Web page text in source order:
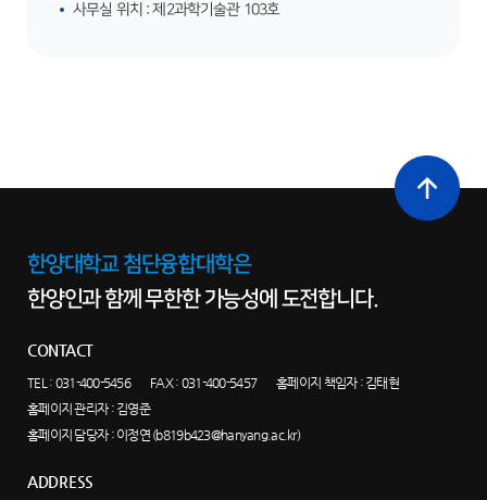
사무실 위치 :제2과학기술관 103호
한양대학교 첨단융합대학은
한양인과 함께 무한한 가능성에 도전합니다.
CONTACT
TEL : 031-400-5456 FAX : 031-400-5457
홈페이지 책임자 : 김태현
홈페이지 관리자 : 김영준
홈페이지 담당자 : 이정연 (b819b423@hanyang.ac.kr)
ADDRESS
최상단으로
이동